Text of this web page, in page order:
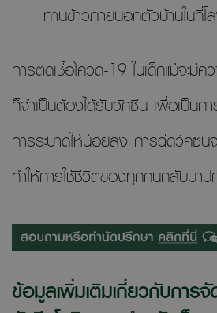
ทานข้าวภายนอกตัวบ้านในที่โ
การติดเชื้อโควิด-19 ในเด็กแม้จะมี
ก็จำเป็นต้องได้รับวัคซีน เพื่อเป็นก
การระบาดให้น้อยลง การฉีดวัคซี
ทำให้การใช้ชีวิตของทุกคนกลับมา
ข้อมูลเพิ่มเติมเกี่ยวกับการ